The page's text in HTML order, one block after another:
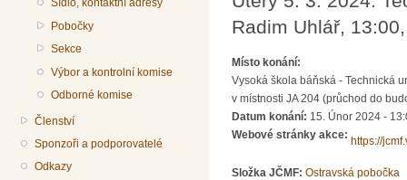
Sídlo, kontaktní adresy
Pobočky
Sekce
Výbor a kontrolní komise
Odborné komise
Členství
Sponzoři a podporovatelé
Odkazy
Radim Uhlář,
Místo konání:
Vysoká škola báňská - Technická
v místnosti JA 204 (průchod do
Datum konání: 15. Únor 2024 -
Webové stránky akce:
https://
Složka JČMF: Ostravská pobočka